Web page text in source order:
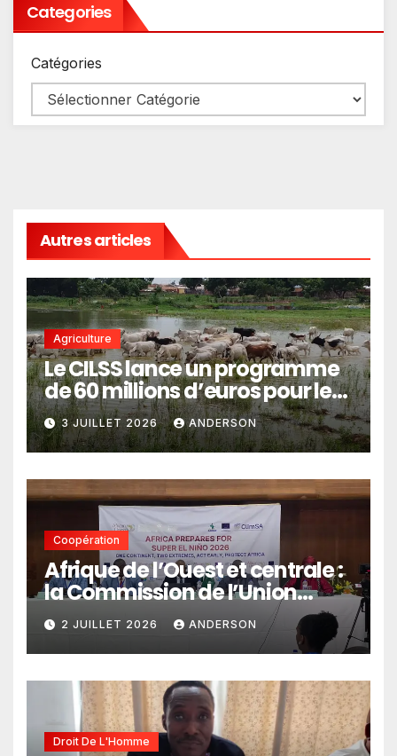
Categories
Catégories
Autres articles
Agriculture
Le CILSS lance un programme
de 60 millions d’euros pour le
pastoralisme
3 JUILLET 2026 ANDERSON
Coopération
Afrique de l’Ouest et centrale :
la Commission de l’Union
africaine veut renforcer
l’intégration des services
climatiques dans les
politiques publiques
2 JUILLET 2026 ANDERSON
Droit De L'Homme